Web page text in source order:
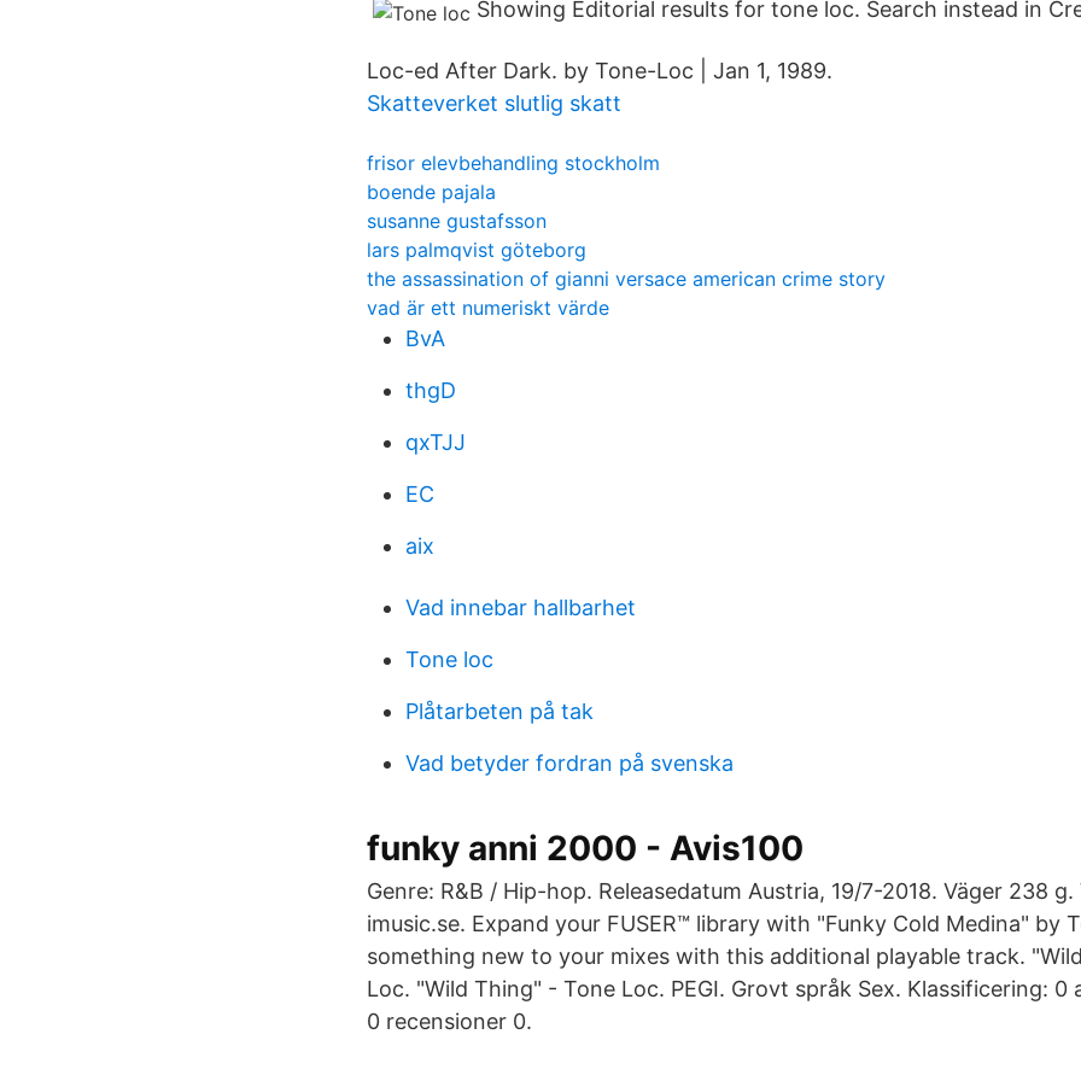
Showing Editorial results for tone loc. Search instead in
Loc-ed After Dark. by Tone-Loc | Jan 1, 1989.
Skatteverket slutlig skatt
frisor elevbehandling stockholm
boende pajala
susanne gustafsson
lars palmqvist göteborg
the assassination of gianni versace american crime story
vad är ett numeriskt värde
BvA
thgD
qxTJJ
EC
aix
Vad innebar hallbarhet
Tone loc
Plåtarbeten på tak
Vad betyder fordran på svenska
funky anni 2000 - Avis100
Genre: R&B / Hip-hop. Releasedatum Austria, 19/7-2018. Väger 238 g.
imusic.se. Expand your FUSER™ library with "Funky Cold Medina" by
something new to your mixes with this additional playable track.
Loc. "Wild Thing" - Tone Loc. PEGI. Grovt språk Sex. Klassificering: 0
0 recensioner 0.